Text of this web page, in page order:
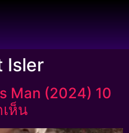
Isler
Man (2024) 10
ห็น